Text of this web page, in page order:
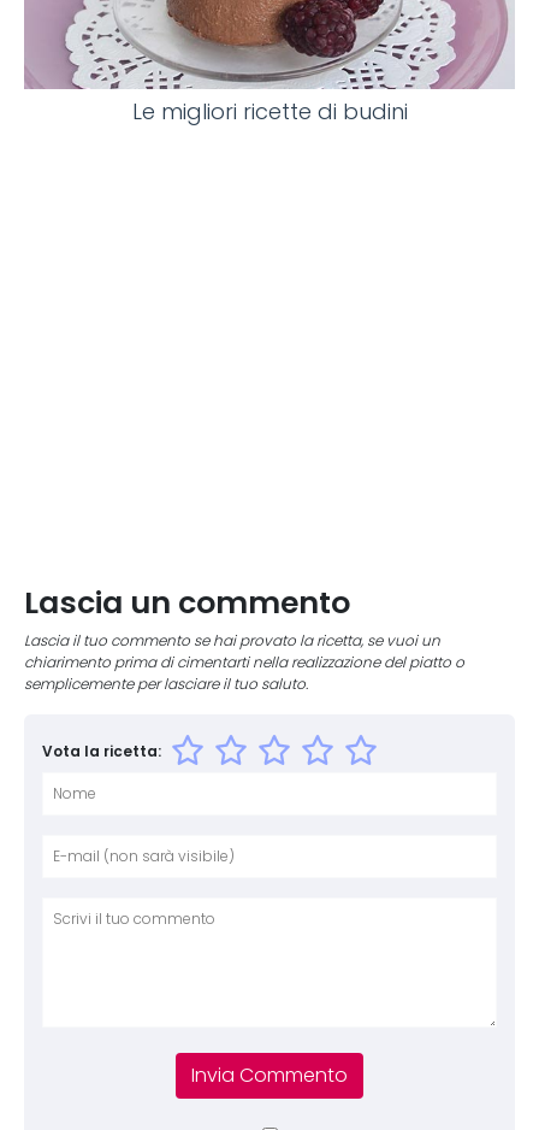
Le migliori ricette di budini
Lascia un commento
Lascia il tuo commento se hai provato la ricetta, se vuoi un
chiarimento prima di cimentarti nella realizzazione del piatto o
semplicemente per lasciare il tuo saluto.
Vota la ricetta: